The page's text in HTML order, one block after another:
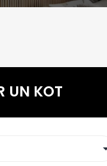
UN KOT